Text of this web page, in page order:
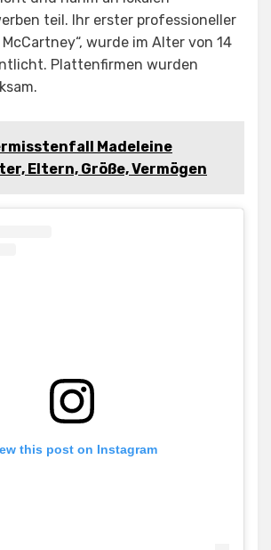
teil. Ihr erster professioneller
McCartney“, wurde im Alter von 14
Plattenfirmen wurden
Madeleine
Eltern, Größe, Vermögen
this post on Instagram